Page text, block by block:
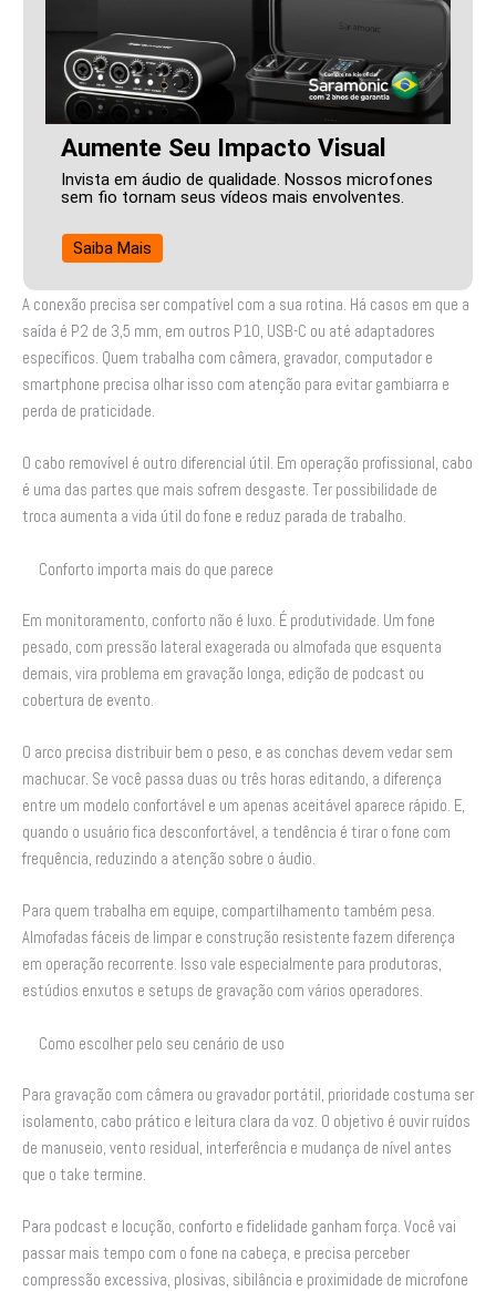
Aumente Seu Impacto Visual
Invista em áudio de qualidade. Nossos microfones
sem fio tornam seus vídeos mais envolventes.
Saiba Mais
A conexão precisa ser compatível com a sua rotina. Há casos em que a
saída é P2 de 3,5 mm, em outros P10, USB-C ou até adaptadores
específicos. Quem trabalha com câmera, gravador, computador e
smartphone precisa olhar isso com atenção para evitar gambiarra e
perda de praticidade.
O cabo removível é outro diferencial útil. Em operação profissional, cabo
é uma das partes que mais sofrem desgaste. Ter possibilidade de
troca aumenta a vida útil do fone e reduz parada de trabalho.
Conforto importa mais do que parece
Em monitoramento, conforto não é luxo. É produtividade. Um fone
pesado, com pressão lateral exagerada ou almofada que esquenta
demais, vira problema em gravação longa, edição de podcast ou
cobertura de evento.
O arco precisa distribuir bem o peso, e as conchas devem vedar sem
machucar. Se você passa duas ou três horas editando, a diferença
entre um modelo confortável e um apenas aceitável aparece rápido. E,
quando o usuário fica desconfortável, a tendência é tirar o fone com
frequência, reduzindo a atenção sobre o áudio.
Para quem trabalha em equipe, compartilhamento também pesa.
Almofadas fáceis de limpar e construção resistente fazem diferença
em operação recorrente. Isso vale especialmente para produtoras,
estúdios enxutos e setups de gravação com vários operadores.
Como escolher pelo seu cenário de uso
Para gravação com câmera ou gravador portátil, prioridade costuma ser
isolamento, cabo prático e leitura clara da voz. O objetivo é ouvir ruídos
de manuseio, vento residual, interferência e mudança de nível antes
que o take termine.
Para podcast e locução, conforto e fidelidade ganham força. Você vai
passar mais tempo com o fone na cabeça, e precisa perceber
compressão excessiva, plosivas, sibilância e proximidade de microfone